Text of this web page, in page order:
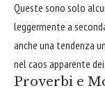
Queste sono solo
leggermente a
anche una tendenza
nel caos apparente
Proverbi e